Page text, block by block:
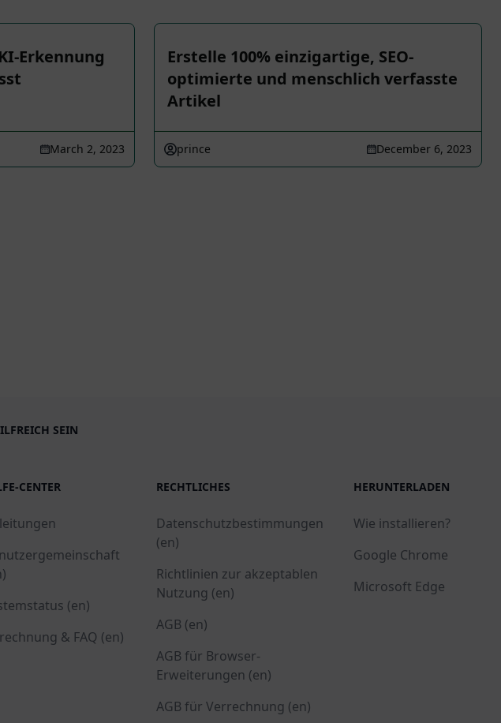
Erkennung
March 2, 2023
Erstelle 100% einzigartige, SEO-
optimierte und menschlich verfasste
Artikel
prince December 6, 2023
SEIN
CENTER
(en)
& FAQ (en)
RECHTLICHES
Datenschutzbestimmungen
(en)
Richtlinien zur akzeptablen
Nutzung (en)
AGB (en)
AGB für Browser-
Erweiterungen (en)
AGB für Verrechnung (en)
HERUNTERLADEN
Wie installieren?
Google Chrome
Microsoft Edge